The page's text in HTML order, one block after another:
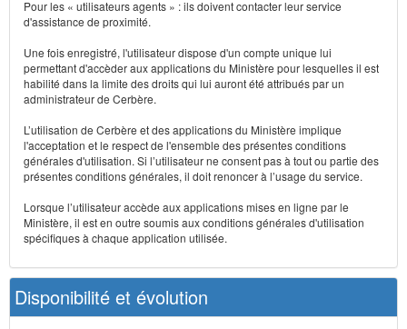
Pour les « utilisateurs agents » : ils doivent contacter leur service
d'assistance de proximité.
Une fois enregistré, l'utilisateur dispose d'un compte unique lui
permettant d'accèder aux applications du Ministère pour lesquelles il est
habilité dans la limite des droits qui lui auront été attribués par un
administrateur de Cerbère.
L’utilisation de Cerbère et des applications du Ministère implique
l'acceptation et le respect de l'ensemble des présentes conditions
générales d'utilisation. Si l’utilisateur ne consent pas à tout ou partie des
présentes conditions générales, il doit renoncer à l’usage du service.
Lorsque l’utilisateur accède aux applications mises en ligne par le
Ministère, il est en outre soumis aux conditions générales d'utilisation
spécifiques à chaque application utilisée.
Disponibilité et évolution